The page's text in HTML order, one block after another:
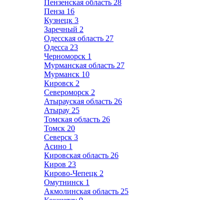
Пензенская область 28
Пенза 16
Кузнецк 3
Заречный 2
Одесская область 27
Одесса 23
Черноморск 1
Мурманская область 27
Мурманск 10
Кировск 2
Североморск 2
Атырауская область 26
Атырау 25
Томская область 26
Томск 20
Северск 3
Асино 1
Кировская область 26
Киров 23
Кирово-Чепецк 2
Омутнинск 1
Акмолинская область 25